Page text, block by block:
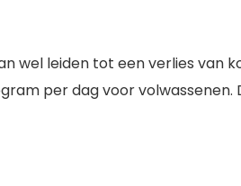
wel leiden tot een verlies van
per dag voor volwassenen.